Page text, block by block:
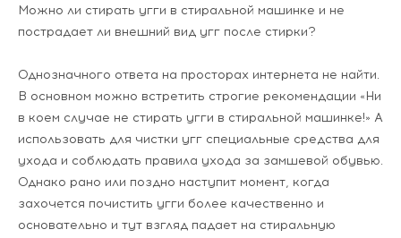
Можно ли стирать угги в стиральной машинке и не
пострадает ли внешний вид угг после стирки?
Однозначного ответа на просторах интернета не найти.
В основном можно встретить строгие рекомендации «Ни
в коем случае не стирать угги в стиральной машинке!» А
использовать для чистки угг специальные средства для
ухода и соблюдать правила ухода за замшевой обувью.
Однако рано или поздно наступит момент, когда
захочется почистить угги более качественно и
основательно и тут взгляд падает на стиральную